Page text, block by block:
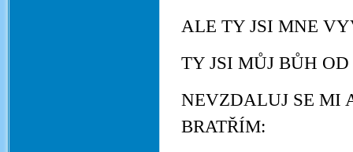
ALE TY JSI MNE
TY JSI MŮJ BŮH
NEVZDALUJ SE MI
BRATŘÍM: